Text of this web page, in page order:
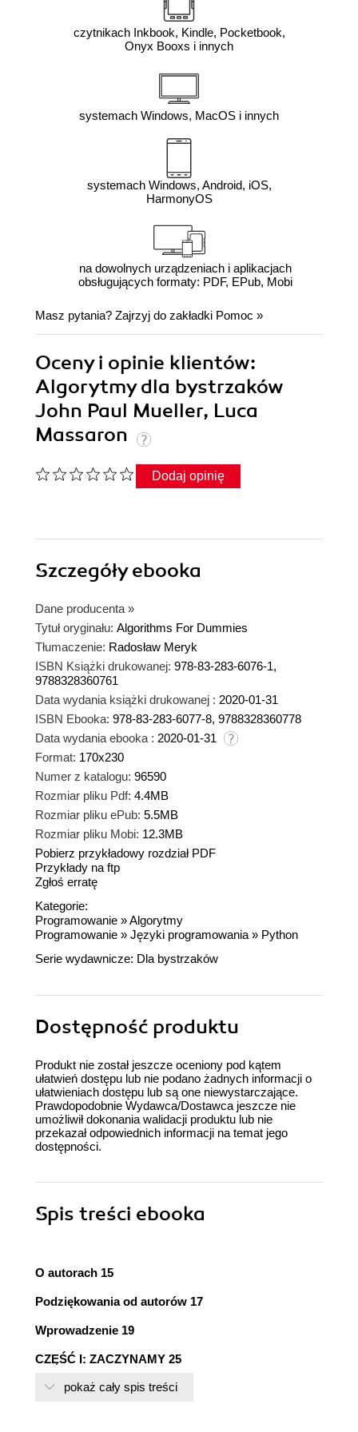
czytnikach Inkbook, Kindle, Pocketbook,
Onyx Booxs i innych
systemach Windows, MacOS i innych
systemach Windows, Android, iOS,
HarmonyOS
na dowolnych urządzeniach i aplikacjach
obsługujących formaty: PDF, EPub, Mobi
Masz pytania? Zajrzyj do zakładki Pomoc »
Oceny i opinie klientów:
Algorytmy dla bystrzaków
John Paul Mueller, Luca
Massaron
Dodaj opinię
Szczegółyebooka
Dane producenta »
Tytuł oryginału: Algorithms For Dummies
Tłumaczenie: Radosław Meryk
ISBN Książki drukowanej: 978-83-283-6076-1,
9788328360761
Data wydania książki drukowanej : 2020-01-31
ISBN Ebooka: 978-83-283-6077-8, 9788328360778
Data wydania ebooka : 2020-01-31
Format: 170x230
Numer z katalogu: 96590
Rozmiar pliku Pdf: 4.4MB
Rozmiar pliku ePub: 5.5MB
Rozmiar pliku Mobi: 12.3MB
Pobierz przykładowy rozdział PDF
Przykłady na ftp
Zgłoś erratę
Kategorie:
Programowanie »Algorytmy
Programowanie » Języki programowania » Python
Serie wydawnicze: Dla bystrzaków
Dostępność produktu
Produkt nie został jeszcze oceniony pod kątem
ułatwień dostępu lub nie podano żadnych informacji o
ułatwieniach dostępu lub są one niewystarczające.
Prawdopodobnie Wydawca/Dostawca jeszcze nie
umożliwił dokonania walidacji produktu lub nie
przekazał odpowiednich informacji na temat jego
dostępności.
Spis treści ebooka
O autorach 15
Podziękowania od autorów 17
Wprowadzenie 19
CZĘŚĆ I: ZACZYNAMY 25
Rozdział 1: Wprowadzenie do algorytmów 27
pokaż cały spis treści